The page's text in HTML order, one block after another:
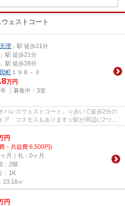
ェストコート
天理 」駅 徒歩21分
」駅 徒歩21分
」駅 徒歩28分
田町 １９８－３
万円
｜募集中： 3室
パレスウェストコート」☆歩いて徒歩2分の
ア コスモスもあります☆駅が周辺に2つあ
円
・共益費 6,500円)
月｜礼：0ヶ月
：2階
：1K
23.18㎡
円